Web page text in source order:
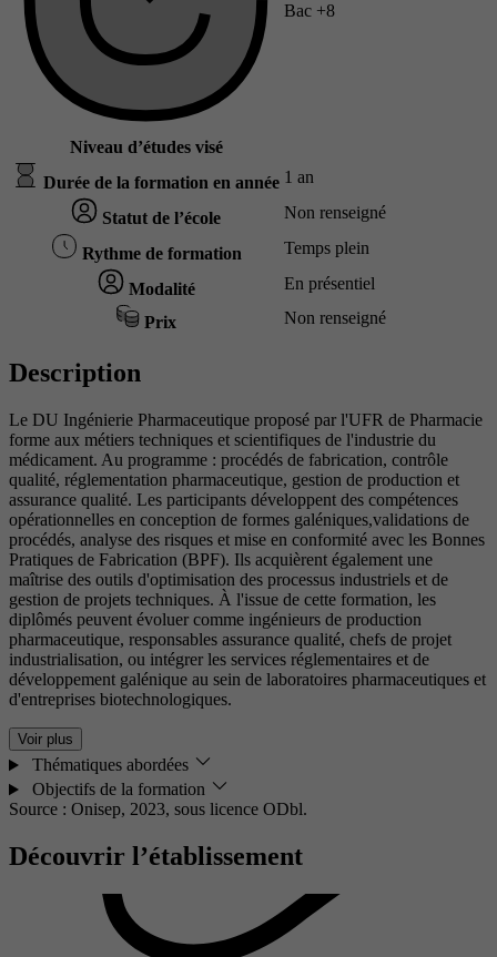
Niveau d’études visé
Bac +8
Durée de la formation en année 1 an
Statut de l’école Non renseigné
Rythme de formation Temps plein
Modalité En présentiel
Prix Non renseigné
Description
Le DU Ingénierie Pharmaceutique proposé par l'UFR de Pharmacie
forme aux métiers techniques et scientifiques de l'industrie du
médicament. Au programme : procédés de fabrication, contrôle
qualité, réglementation pharmaceutique, gestion de production et
assurance qualité. Les participants développent des compétences
opérationnelles en conception de formes galéniques,validations de
procédés, analyse des risques et mise en conformité avec les Bonnes
Pratiques de Fabrication (BPF). Ils acquièrent également une
maîtrise des outils d'optimisation des processus industriels et de
gestion de projets techniques. À l'issue de cette formation, les
diplômés peuvent évoluer comme ingénieurs de production
pharmaceutique, responsables assurance qualité, chefs de projet
industrialisation, ou intégrer les services réglementaires et de
développement galénique au sein de laboratoires pharmaceutiques et
d'entreprises biotechnologiques.
Voir plus
Thématiques abordées
Objectifs de la formation
Source : Onisep, 2023, sous licence ODbl.
Découvrir l’établissement